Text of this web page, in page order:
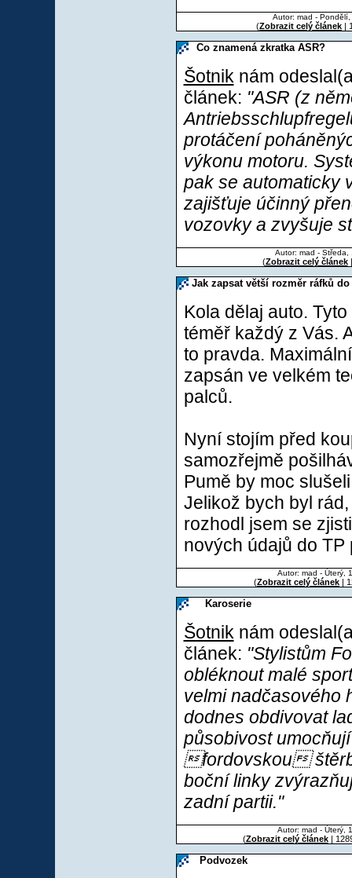
Autor: mad -
(Zobrazit celý článek |
Co znamená zkratka ASR?
Šotnik nám
článek: "ASR (z
protáčení
výkonu motoru.
pak se automaticky
zajišťuje účinný
vozovky a zvyšuje
Autor: mad -
(Zobrazit celý článek|
Jak zapsat větší rozměr ráfků do
Kola dělaj auto.
téměř každý z Vás.
to pravda.
zapsán ve velkém
palců.
Nyní stojím před
samozřejmě
Pumě by moc
Jelikož bych byl
rozhodl jsem se
nových údajů do TP
Autor: mad - Úterý,
(Zobrazit celý článek |
Karoserie
Šotnik nám
článek: "Stylistům
obléknout malé
velmi nadčasového
dodnes obdivovat
působivost
fordovskou
boční linky
zadní partii."
Autor: mad - Úterý,
(Zobrazit celý článek|
Podvozek